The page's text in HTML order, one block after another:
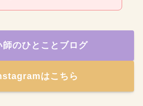
師のひとことブログ
はこちら